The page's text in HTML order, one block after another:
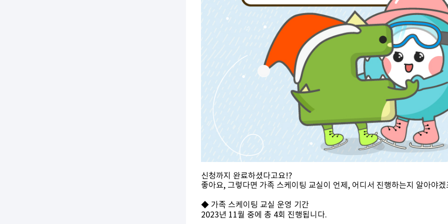
신청까지 완료하셨다고요!?
좋아요, 그렇다면 가족 스케이팅 교실이 언제, 어디서 진행하는지 알아야겠
◆ 가족 스케이팅 교실 운영 기간
2023년 11월 중에 총 4회 진행됩니다.